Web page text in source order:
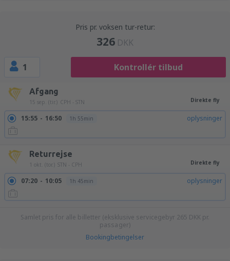
Pris pr. voksen tur-retur:
326 DKK
1 Kontrollér tilbud
Afgang
15 sep. (tir.) CPH - STN Direkte fly
15:55 16:50 1h 55min oplysninger
Returrejse
1 okt. (tor.) STN - CPH Direkte fly
07:20 10:05 1h 45min oplysninger
Samlet pris for alle billetter (eksklusive servicegebyr 265 DKK pr.
passager)
Bookingbetingelser